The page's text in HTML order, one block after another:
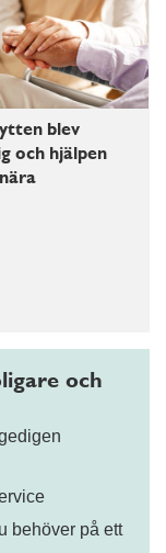
blev
och hjälpen
och
behöver på ett